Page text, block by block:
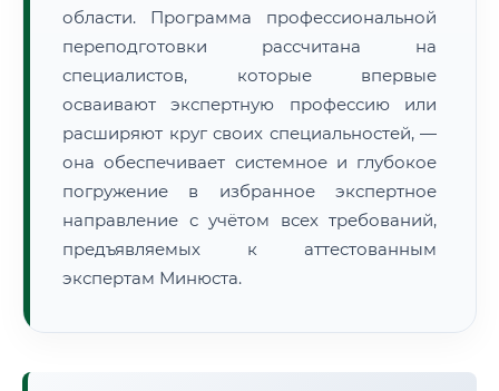
области. Программа профессиональной
переподготовки рассчитана на
специалистов, которые впервые
осваивают экспертную профессию или
расширяют круг своих специальностей, —
она обеспечивает системное и глубокое
погружение в избранное экспертное
направление с учётом всех требований,
предъявляемых к аттестованным
экспертам Минюста.